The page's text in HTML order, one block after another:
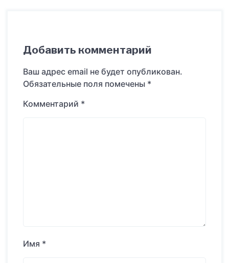
Добавить комментарий
Ваш адрес email не будет опубликован.
Обязательные поля помечены *
Комментарий *
Имя *